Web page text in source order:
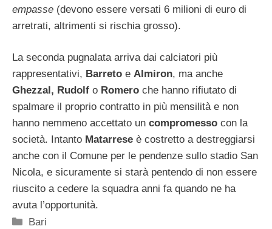
empasse (devono essere versati 6 milioni di euro di
arretrati, altrimenti si rischia grosso).
La seconda pugnalata arriva dai calciatori più
rappresentativi, Barreto e Almiron, ma anche
Ghezzal, Rudolf o Romero che hanno rifiutato di
spalmare il proprio contratto in più mensilità e non
hanno nemmeno accettato un compromesso con la
società. Intanto Matarrese è costretto a destreggiarsi
anche con il Comune per le pendenze sullo stadio San
Nicola, e sicuramente si starà pentendo di non essere
riuscito a cedere la squadra anni fa quando ne ha
avuta l’opportunità.
Categorie
Bari